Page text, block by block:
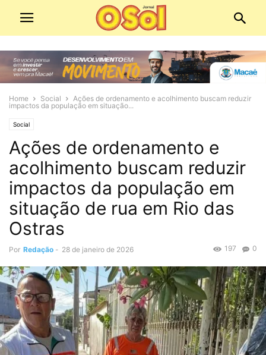
Home Social
Ações de ordenamento e acolhimento buscam reduzir
impactos da população em situação...
Social
Ações de ordenamento e
acolhimento buscam reduzir
impactos da população em
situação de rua em Rio das
Ostras
Por Redação - 28 de janeiro de 2026 0
197